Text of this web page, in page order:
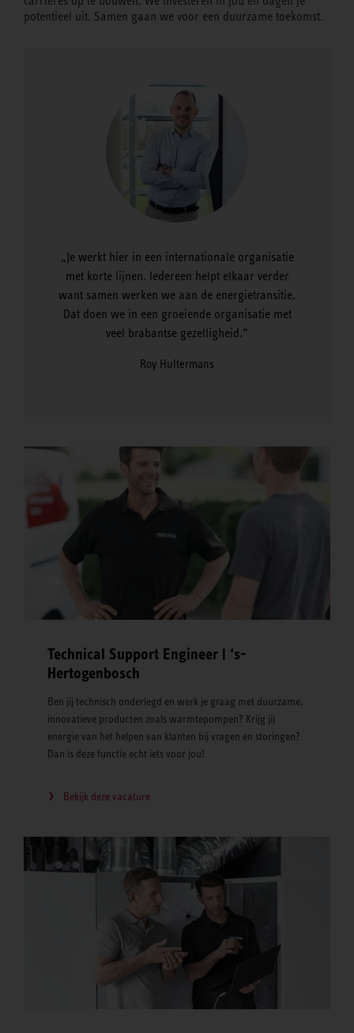
potentieel uit. Samen gaan we voor een duurzame toekomst.
Je werkt hier in een internationale organisatie
met korte lijnen. Iedereen helpt elkaar verder
want samen werken we aan de energietransitie.
Dat doen we in een groeiende organisatie met
veel brabantse gezelligheid.
Roy Hultermans
Technical Support Engineer | ‘s-
Hertogenbosch
Ben jij technisch onderlegd en werk je graag met duurzame,
innovatieve producten zoals warmtepompen? Krijg jij
energie van het helpen van klanten bij vragen en storingen?
Dan is deze functie echt iets voor jou!
Bekijk deze vacature